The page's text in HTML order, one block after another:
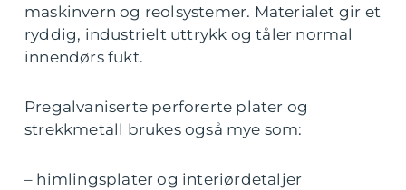
maskinvern og reolsystemer. Materialet gir et
ryddig, industrielt uttrykk og tåler normal
innendørs fukt.
Pregalvaniserte perforerte plater og
strekkmetall brukes også mye som:
– himlingsplater og interiørdetaljer